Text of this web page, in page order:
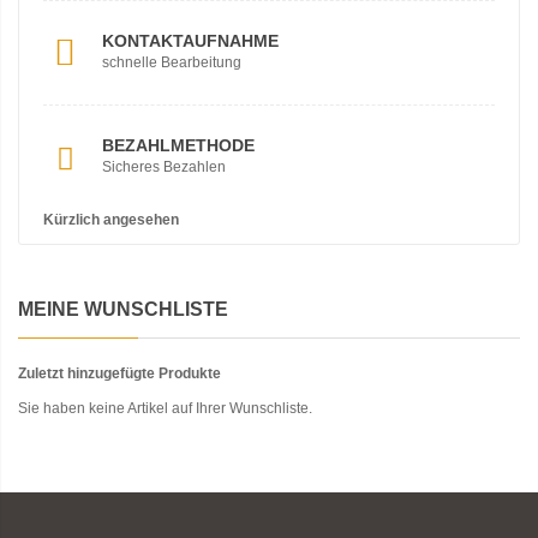
KONTAKTAUFNAHME
schnelle Bearbeitung
BEZAHLMETHODE
Sicheres Bezahlen
Kürzlich angesehen
MEINE WUNSCHLISTE
Zuletzt hinzugefügte Produkte
Sie haben keine Artikel auf Ihrer Wunschliste.